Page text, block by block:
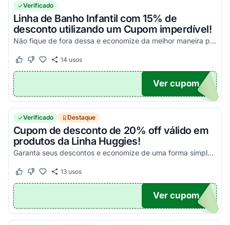
Verificado
Linha de Banho Infantil com 15% de
desconto utilizando um Cupom imperdível!
Não fique de fora dessa e economize da melhor maneira possível!
Este cupom funcionou
Este cupom não funcionou
14 usos
ROMO
Ver cupom
Verificado Destaque
Cupom de desconto de 20% off válido em
produtos da Linha Huggies!
Garanta seus descontos e economize de uma forma simples!
Este cupom funcionou
Este cupom não funcionou
13usos
GIES
Ver cupom